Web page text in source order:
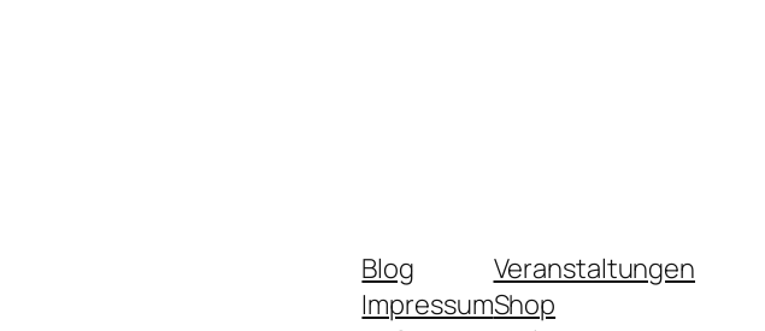
Blog
Impressum
Veranstaltungen
Shop